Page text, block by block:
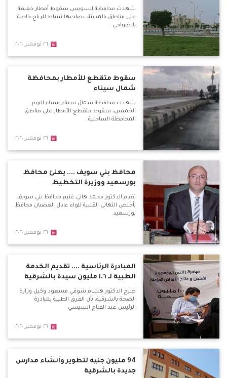
شهدت محافظة السويس سقوط أمطار خفيفة
على مناطق بالمدينة، يصاحبها نشاط للرياح خاصة
بالضواحي
٢٦ نوفمبر ٢٠٢٠
سقوط متقطع للأمطار بمحافظة
شمال سيناء
شهدت محافظة شمال سيناء مساء اليوم
الخميس، سقوط متقطع للأمطار على مناطق
المحافظة الساحلية
٢٦ نوفمبر ٢٠٢٠
محافظ بني سويف .... يهنئ محافظ
بورسعيد ووزيرة التخطيط
تقدم الدكتور محمد هاني غنيم محافظ بني سويف
بأخلص التهانى القلبية للواء عادل الغضبان محافظ
بورسعيد
٢٦ نوفمبر ٢٠٢٠
المبادرة الرئاسية .... تقديم الخدمة
الطبية لـ ١.٦ مليون سيدة بالشرقية
صرح الدكتور هشام شوقي مسعود وكيل وزارة
الصحة بالشرقية، بأن الفرق الطبية بمبادرة
الرئيس عبد الفتاح السيسي
٢٦ نوفمبر ٢٠٢٠
94 مليون جنيه لتطوير وأنشاء مدارس
جديدة بالشرقية